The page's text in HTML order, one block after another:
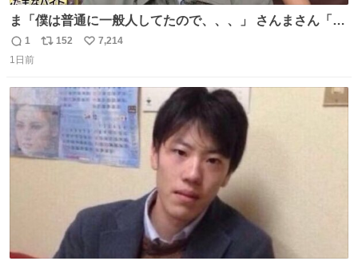
ま「僕は普通に一般人してたので、、、」 さんまさん「チ
ンパンジー⁉️」 しぬwwwwwwwwwwwwwwwwwwwww
返
信
1
リ
数
152
い
数
7,214
1日前